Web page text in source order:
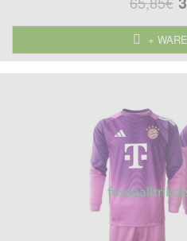
+